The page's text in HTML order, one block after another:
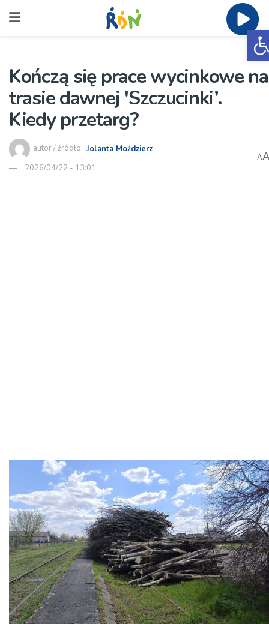
Kończą się prace wycinkowe na
trasie dawnej 'Szczucinki’.
Kiedy przetarg?
autor / źródło: Jolanta Moździerz
2026/04/22 - 13:01
A